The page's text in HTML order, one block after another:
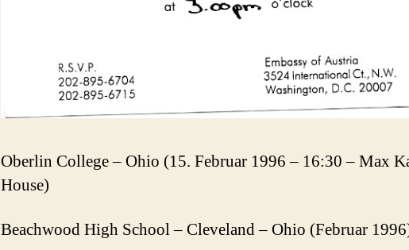
Oberlin College – Ohio (15. Februar 1996 – 16:30 – Max
House)
Beachwood High School – Cleveland – Ohio (Februar